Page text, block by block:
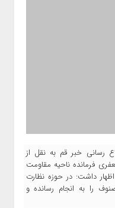
رسانی خبر قم به نقل از
فرمانده ناحیه مقاومت
داشت: در حوزه نظارت
صنوف را به انجام رسانده و